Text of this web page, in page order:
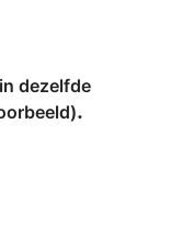
dezelfde
.